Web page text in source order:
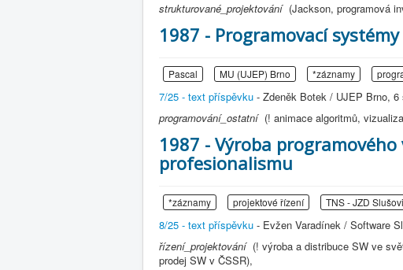
strukturované_projektování (Jackson, programová
1987 - Programovací
Pascal MU (UJEP) Brno *záznamy
7/25 - text příspěvku - Zdeněk Botek / UJEP Brno, 6
programování_ostatní (! animace algoritmů,
1987 - Výroba
profesionalismu
*záznamy projektové řízení TNS - JZD
8/25 - text příspěvku - Evžen Varadínek / Software
řízení_projektování (! výroba a distribuce SW ve
prodej SW v ČSSR),